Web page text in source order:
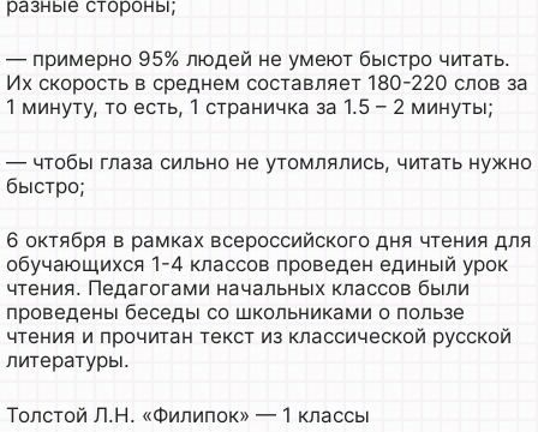
— примерно 95% людей не умеют быстро читать.
Их скорость в среднем составляет 180-220 слов за
1 минуту, то есть, 1 страничка за 1.5 – 2 минуты;
— чтобы глаза сильно не утомлялись, читать нужно
быстро;
6 октября в рамках всероссийского дня чтения для
обучающихся 1-4 классов проведен единый урок
чтения. Педагогами начальных классов были
проведены беседы со школьниками о пользе
чтения и прочитан текст из классической русской
литературы.
Толстой Л.Н. «Филипок» — 1 классы